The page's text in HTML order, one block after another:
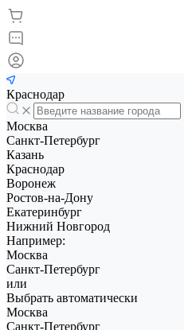
Краснодар
Москва
Санкт-Петербург
Казань
Краснодар
Воронеж
Ростов-на-Дону
Екатеринбург
Нижний Новгород
Например:
Москва
Санкт-Петербург
или
Выбрать автоматически
Москва
Санкт-Петербург